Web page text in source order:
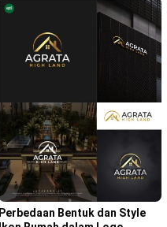
Perbedaan Bentuk dan Style